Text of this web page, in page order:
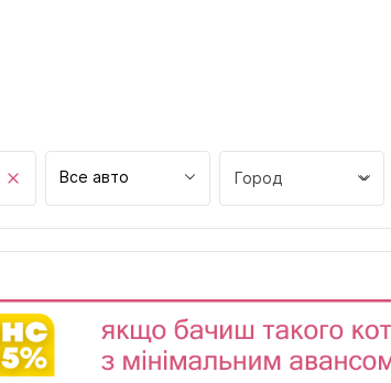
Все авто Город
Днепр
Запорожье
Ивано-Франковск